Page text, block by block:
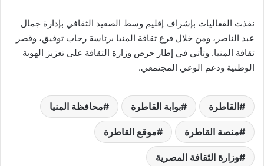
نفذت الفعاليات بإشراف إقليم وسط الصعيد الثقافي بإدارة جمال
عبد الناصر، ومن خلال فرع ثقافة المنيا برئاسة رحاب توفيق، وقصر
ثقافة المنيا. وتأتي في إطار حرص وزارة الثقافة على تعزيز الهوية
الوطنية ودعم الوعي المجتمعي.
القاطرة بوابة القاطرة محافظة المنيا
منصة القاطرة موقع القاطرة
وزارة الثقافة المصرية